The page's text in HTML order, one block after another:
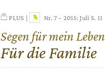
PLUS Nr. 7 – 2015: JuliS. 11
Segen für mein Leben
:
Für die Familie